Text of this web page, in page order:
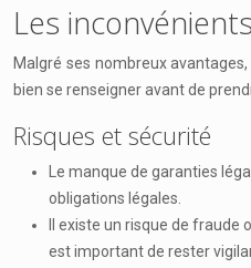
Les
Malgré ses nombreux
bien se renseigner avant de
Risques et sécurité
Le manque de garanties
obligations légales.
Il existe un risque de
est important de rester